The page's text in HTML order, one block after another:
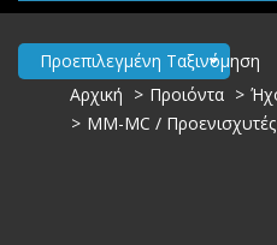
Προεπιλεγμένη Ταξινόμηση
Αρχική
Προιόντα
MM-MC /